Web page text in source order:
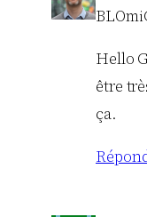
Hello
être
ça.